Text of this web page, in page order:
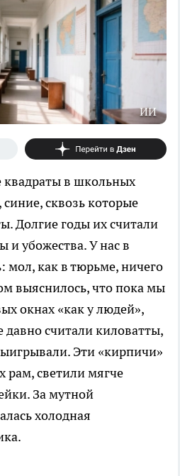
ИИ
в школьных
сквозь которые
Долгие годы их считали
убожества. У нас в
мол, как в тюрьме, ничего
выяснилось, что пока мы
окнах «как у людей»,
считали киловатты,
Эти «кирпичи»
рам, светили мягче
За мутной
холодная